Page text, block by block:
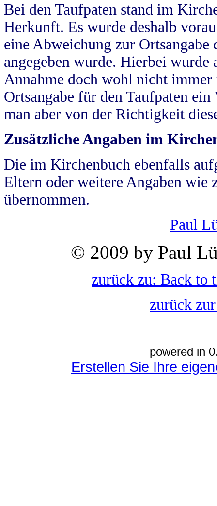
Bei den Taufpaten stand im
Herkunft. Es wurde deshalb
eine Abweichung zur
angegeben wurde. Hierbei wurde
Annahme doch wohl nicht
Ortsangabe für den Taufpaten
man aber von der Richtigkeit
Zusätzliche Angaben im
Die im Kirchenbuch ebenfalls
Eltern oder weitere Angaben wie
übernommen.
Paul
© 2009 by Paul
zurück zu: Back to
zurück
powered in
Erstellen Sie Ihre